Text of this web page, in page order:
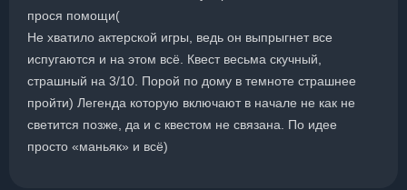
прося помощи(
Не хватило актерской игры, ведь он выпрыгнет все
испугаются и на этом всё. Квест весьма скучный,
страшный на 3/10. Порой по дому в темноте страшнее
пройти) Легенда которую включают в начале не как не
светится позже, да и с квестом не связана. По идее
просто «маньяк» и всё)